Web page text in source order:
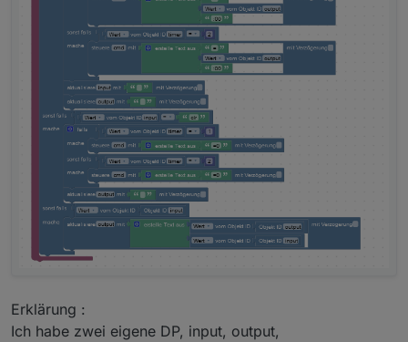
Erklärung :
Ich habe zwei eigene DP, input, output,